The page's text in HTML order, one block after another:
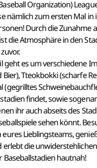
Organization)
nämlich zum ersten Mal in
Durch die Zunahme
die Atmosphäre in den
geht es um verschiedene
Bier), Tteokbokki (scharfe
(gegrilltes
findet, sowie
ihr auch abseits des
sehen könnt.
Lieblingsteams,
erlebt die unwiderstehlichen
Baseballstadien hautnah!